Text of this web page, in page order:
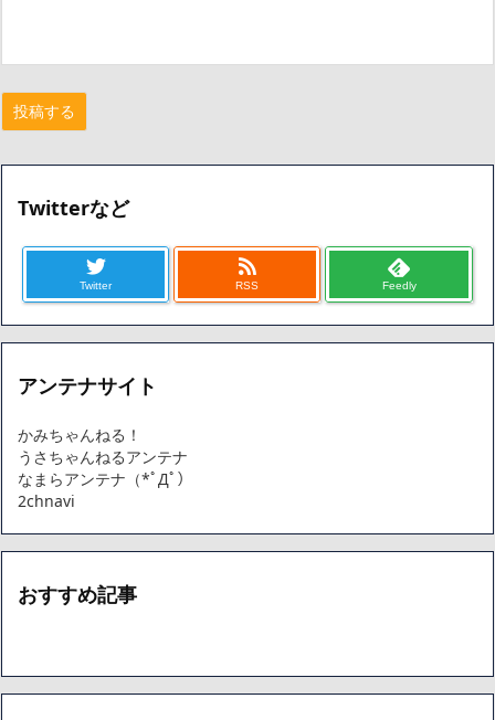
Twitterなど
Twitter RSS Feedly
アンテナサイト
かみちゃんねる！
うさちゃんねるアンテナ
なまらアンテナ（*ﾟДﾟ）
2chnavi
おすすめ記事